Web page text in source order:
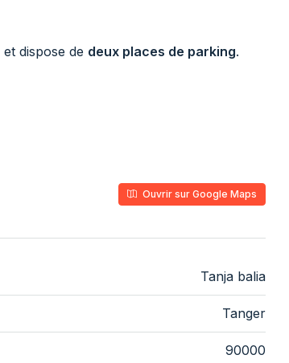
et dispose de deux places de parking.
Ouvrir sur Google Maps
Tanja balia
Tanger
90000